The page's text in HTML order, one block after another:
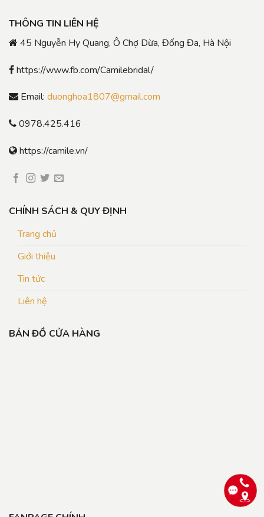
THÔNG TIN LIÊN HỆ
45 Nguyễn Hy Quang, Ô Chợ Dừa, Đống Đa, Hà Nội
https://www.fb.com/Camilebridal/
Email: duonghoa1807@gmail.com
0978.425.416
https://camile.vn/
CHÍNH SÁCH & QUY ĐỊNH
Trang chủ
Giới thiệu
Tin tức
Liên hệ
BẢN ĐỒ CỬA HÀNG